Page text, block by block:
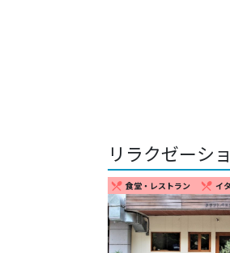
リラクゼーシ
restaurant_menu 食堂・レストラン restaurant_menu イ